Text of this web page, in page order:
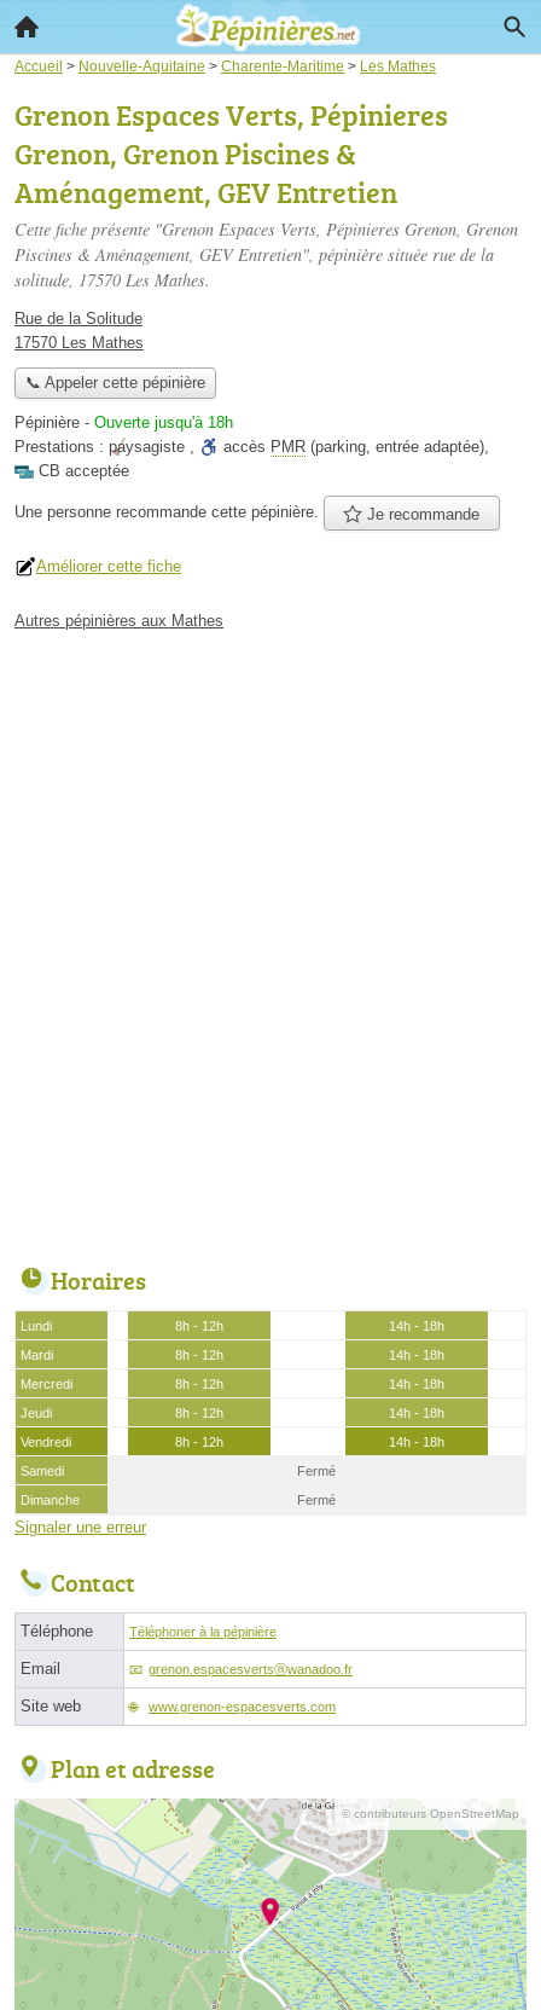
Accueil > Nouvelle-Aquitaine > Charente-Maritime > Les Mathes
Grenon Espaces Verts, Pépinieres
Grenon, Grenon Piscines &
Aménagement, GEV Entretien
Cette fiche présente "Grenon Espaces Verts, Pépinieres Grenon, Grenon
Piscines & Aménagement, GEV Entretien", pépinière située rue de la
solitude, 17570 Les Mathes.
Rue de la Solitude
17570 Les Mathes
📞 Appeler cette pépinière
Pépinière - Ouverte jusqu'à 18h
Prestations : paysagiste , accès PMR (parking, entrée adaptée),
CB acceptée
Une personne recommande cette pépinière. Je recommande
Améliorer cette fiche
Autres pépinières aux Mathes
Horaires
Lundi 8h - 12h
14h - 18h
Mardi
8h - 12h
14h - 18h
Mercredi
8h - 12h
14h - 18h
Jeudi
8h - 12h
14h - 18h
Vendredi
8h - 12h
14h - 18h
Samedi
Fermé
Dimanche
Fermé
Signaler une erreur
Contact
Téléphone Téléphoner à la pépinière
Email grenon.espacesvertsⓐwanadoo.fr
Site web www.grenon-espacesverts.com
Plan et adresse
© contributeurs OpenStreetMap